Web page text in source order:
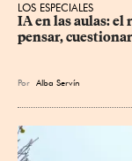
LOS ESPECIALES
IA en las aulas: el
pensar,
Por Alba Servín